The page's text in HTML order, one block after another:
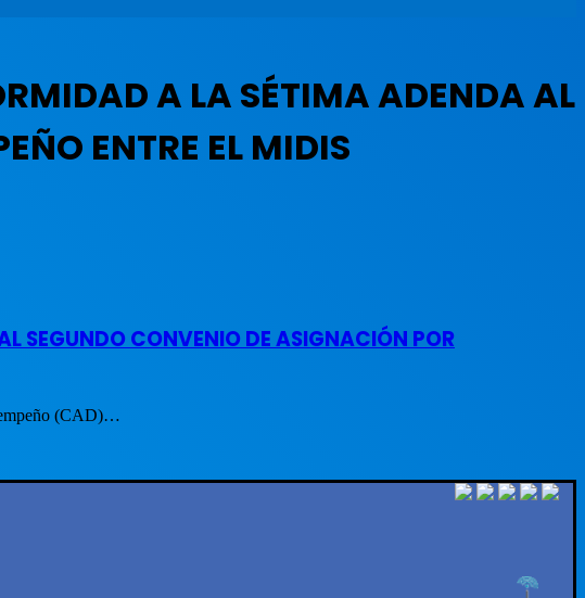
A LA SÉTIMA ADENDA AL
ENTRE EL MIDIS
SEGUNDO CONVENIO DE ASIGNACIÓN POR
(CAD)…